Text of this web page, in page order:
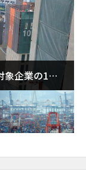
象企業の1割